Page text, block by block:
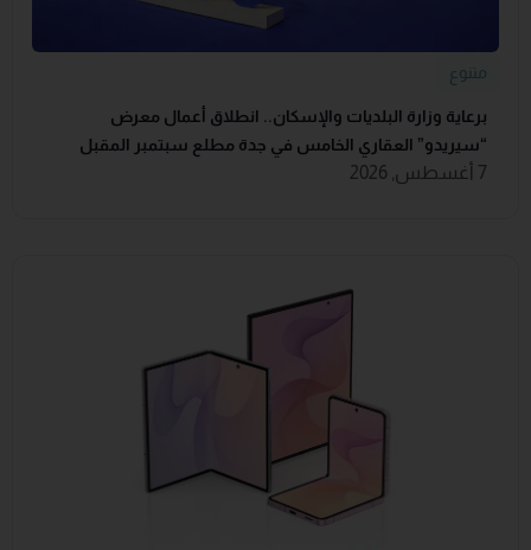
متنوع
برعاية وزارة البلديات والإسكان.. انطلاق أعمال معرض
“سيريدو” العقاري الخامس في جدة مطلع سبتمبر المقبل
7 أغسطس, 2026